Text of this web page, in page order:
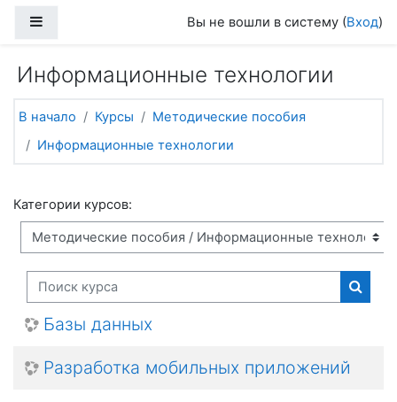
Вы не вошли в систему (Вход)
Информационные технологии
В начало Курсы
Методические пособия
Информационные технологии
Категории курсов:
Поиск курса
Поиск
Базы данных
Разработка мобильных приложений